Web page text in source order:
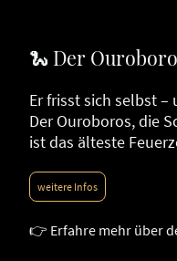
🐍 Der
Er frisst sich selbst
Der Ouroboros, die
ist das älteste
weitere Infos
👉 Erfahre mehr über